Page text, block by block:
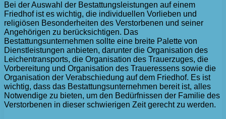
Bei der Auswahl der Bestattungsleistungen auf einem
Friedhof ist es wichtig, die individuellen Vorlieben und
religiösen Besonderheiten des Verstorbenen und seiner
Angehörigen zu berücksichtigen. Das
Bestattungsunternehmen sollte eine breite Palette von
Dienstleistungen anbieten, darunter die Organisation des
Leichentransports, die Organisation des Trauerzuges, die
Vorbereitung und Organisation des Traueressens sowie die
Organisation der Verabschiedung auf dem Friedhof. Es ist
wichtig, dass das Bestattungsunternehmen bereit ist, alles
Notwendige zu bieten, um den Bedürfnissen der Familie des
Verstorbenen in dieser schwierigen Zeit gerecht zu werden.